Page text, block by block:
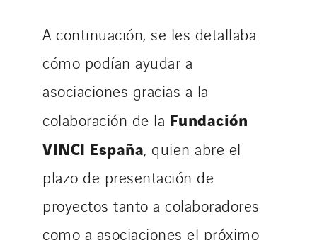
A continuación, se les detallaba
cómo podían ayudar a
asociaciones gracias a la
colaboración de la Fundación
VINCI España, quien abre el
plazo de presentación de
proyectos tanto a colaboradores
como a asociaciones el próximo